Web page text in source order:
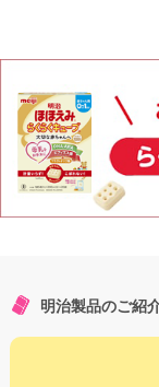
明治製品のご紹